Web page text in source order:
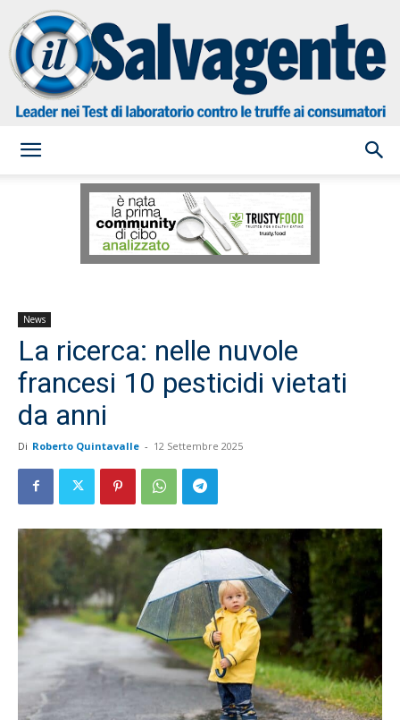
Salvagente
News
La ricerca: nelle nuvole
francesi 10 pesticidi vietati
da anni
Di Roberto Quintavalle - 12 Settembre 2025